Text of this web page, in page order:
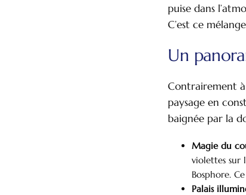
puise dans
C’est ce
Un
Contrairement
paysage en
baignée par la
Magie du
violettes sur
Bosphore.
Palais